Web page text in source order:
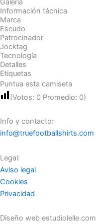
Galería
Información técnica
Marca
Escudo
Patrocinador
Jocktag
Tecnología
Detalles
Etiquetas
Puntua esta camiseta
(Votos: 0 Promedio: 0)
Info y contacto:
info@truefootballshirts.com
Legal:
Aviso legal
Cookies
Privacidad
Diseño web estudiolelle.com